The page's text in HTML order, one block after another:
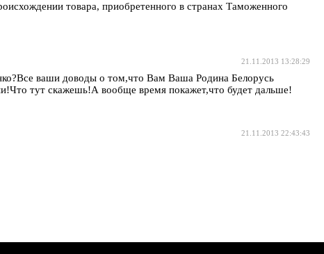
товара, приобретенного в странах Таможенного
21.11.2013 13:28:29
ваши доводы о том,что Вам Ваша Родина Белорусь
тут скажешь!А вообще время покажет,что будет дальше!
21.11.2013 22:43:43